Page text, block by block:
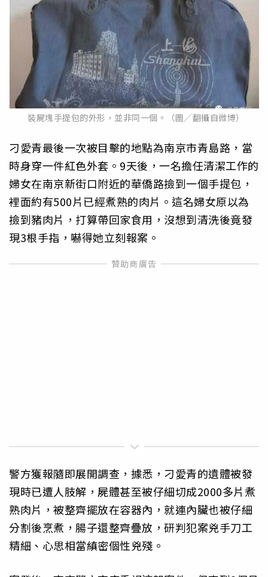
裝屍塊手提包的外形，並非同一個。（圖／翻攝自微博）
刁愛青最後一次被目擊的地點為南京市青島路，當
時身穿一件紅色外套。9天後，一名擔任清潔工作的
婦女在南京新街口附近的華僑路撿到一個手提包，
裡面約有500片已經煮熟的肉片。這名婦女原以為
撿到豬肉片，打算帶回家食用，沒想到清洗後竟發
現3根手指，嚇得她立刻報案。
警方獲報隨即展開調查，據悉，刁愛青的遺體被發
現時已遭人肢解，屍體甚至被仔細切成2000多片煮
熟肉片，被整齊擺放在容器內，就連內臟也被仔細
分割後烹煮，腸子還整齊疊放，研判犯案兇手刀工
精細、心思相當縝密個性兇殘。